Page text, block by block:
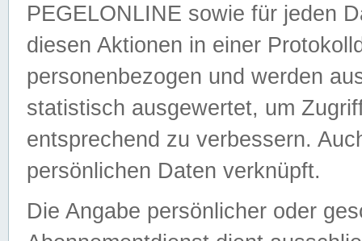
PEGELONLINE sowie für jeden
diesen Aktionen in einer
personenbezogen und werden
statistisch ausgewertet, um
entsprechend zu verbessern.
persönlichen Daten verknüpft.
Die Angabe persönlicher oder